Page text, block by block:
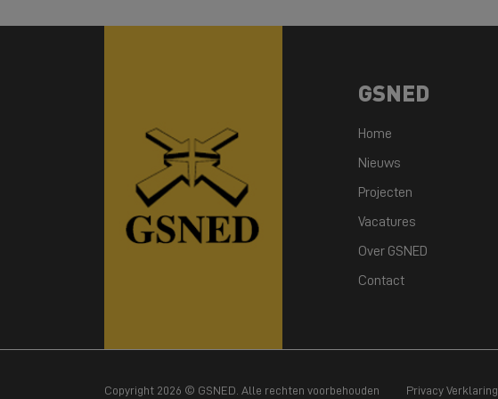
GSNED
Home
Nieuws
Projecten
Vacatures
Over GSNED
Contact
Copyright 2026 © GSNED. Alle rechten voorbehouden Privacy Verklaring